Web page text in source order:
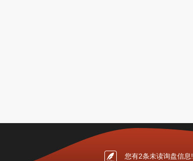
您有2条未读询盘信息!